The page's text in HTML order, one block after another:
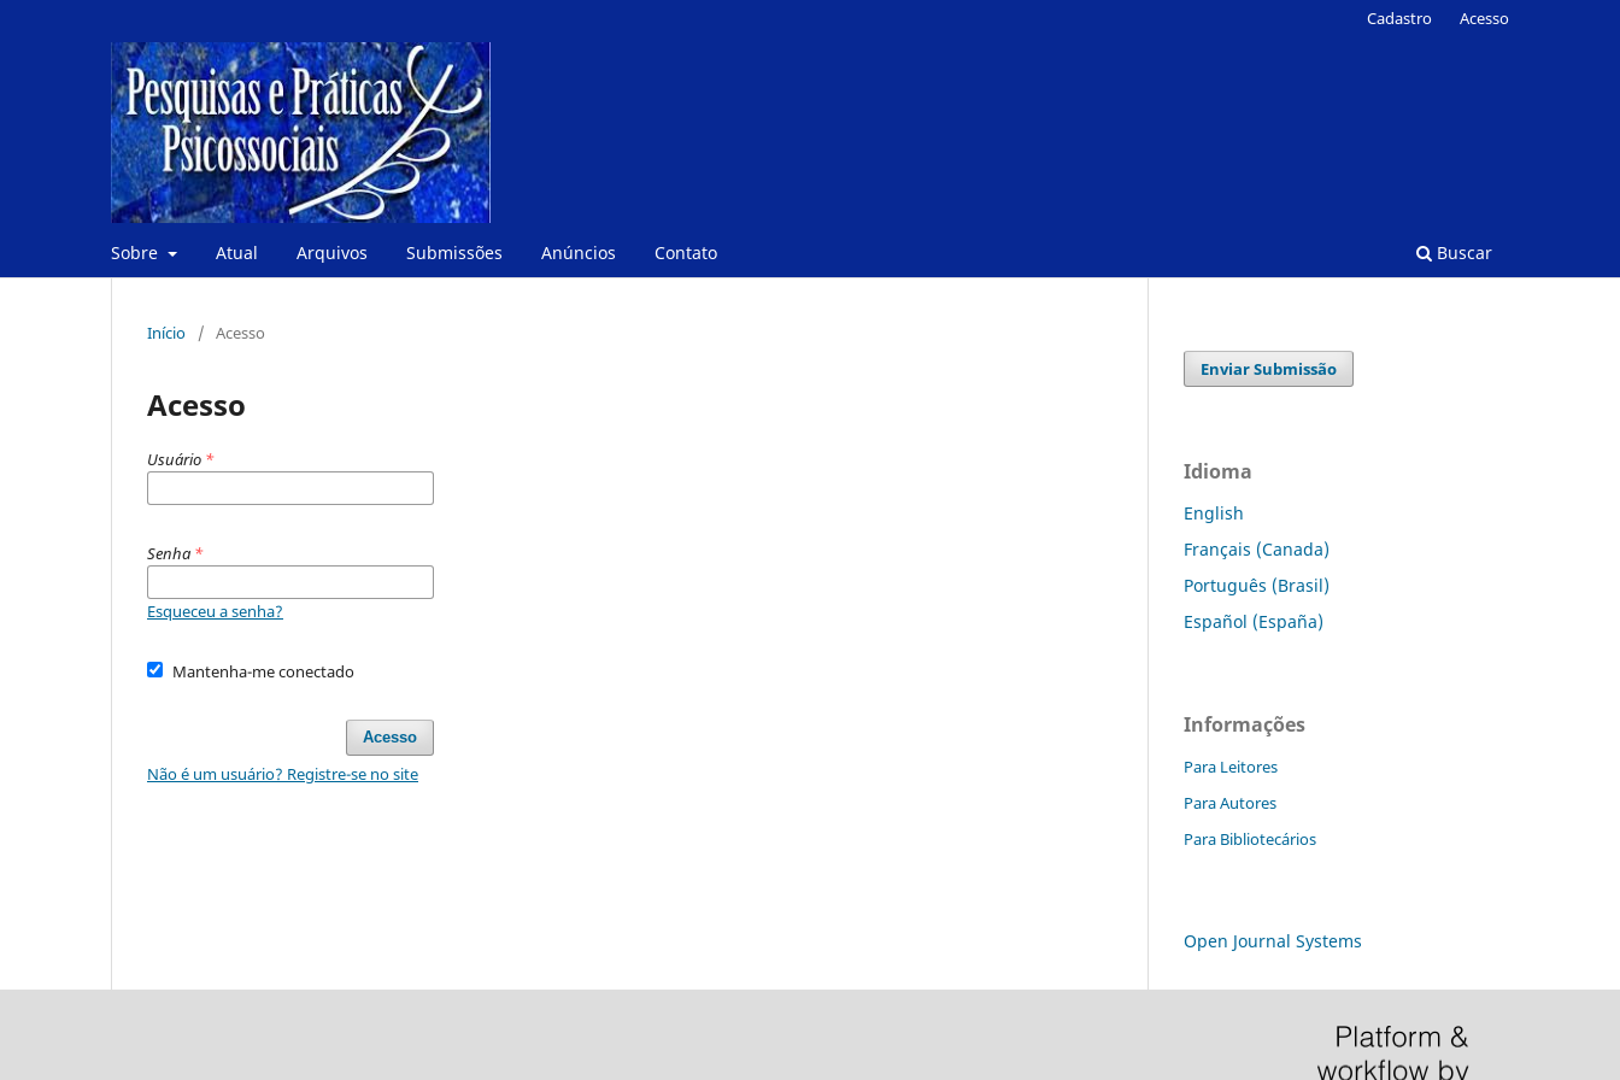
Sobre Atual Arquivos Submissões Anúncios Contato Buscar
Cadastro Acesso
Início / Acesso
Acesso
Usuário *
Senha *
Esqueceu a senha?
Mantenha-me conectado
Acesso
Não é um usuário? Registre-se no site
Enviar Submissão
Idioma
English
Français (Canada)
Português (Brasil)
Español (España)
Informações
Para Leitores
Para Autores
Para Bibliotecários
Open Journal Systems